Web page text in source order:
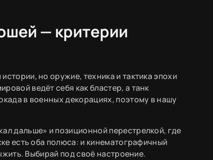
— критерии
но оружие, техника и тактика эпохи
ведёт себя как бластер, а танк
в военных декорациях, поэтому в нашу
дальше» и позиционной перестрелкой, где
есть оба полюса: и кинематографичный
Выбирай под своё настроение.